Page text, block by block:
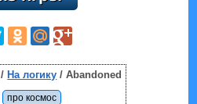
/ На логику / Abandoned
про космос